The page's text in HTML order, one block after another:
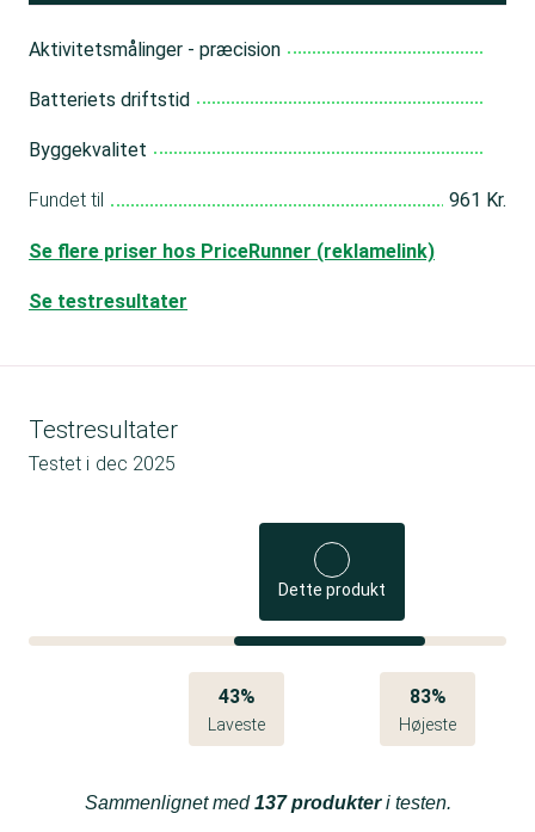
Aktivitetsmålinger - præcision
Batteriets driftstid
Byggekvalitet
Fundet til 961 Kr.
Se flere priser hos PriceRunner (reklamelink)
Se testresultater
Testresultater
Testet i dec 2025
Dette produkt
43%
Laveste
83%
Højeste
Sammenlignet med137 produkteri testen.